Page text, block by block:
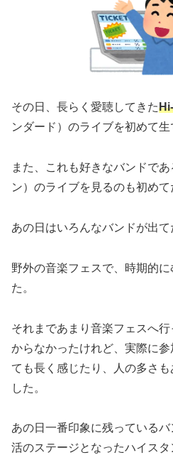
その日、長らく愛聴してきた
ンダード） のライブを初めて生
また、これも好きなバンドであ
ン） のライブを見るのも初めて
あの日はいろんなバンドが出て
野外の音楽フェスで、時期的
た。
それまであまり音楽フェスへ
からなかったけれど、実際に
ても長く感じたり、人の多さ
した。
あの日一番印象に残っている
活のステージとなったハイスタ